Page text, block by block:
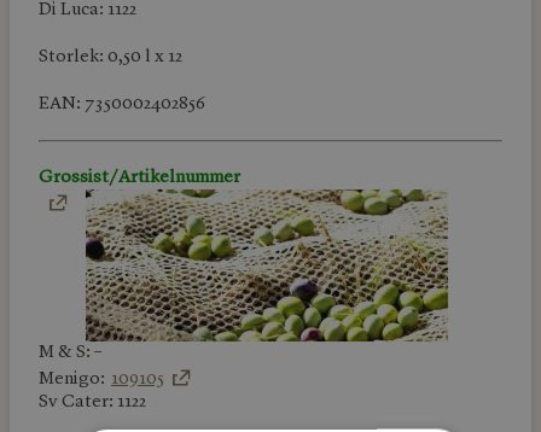
Di Luca: 1122
Storlek: 0,50 l x 12
EAN: 7350002402856
Grossist/Artikelnummer
M & S: –
Menigo: 109105
Sv Cater: 1122